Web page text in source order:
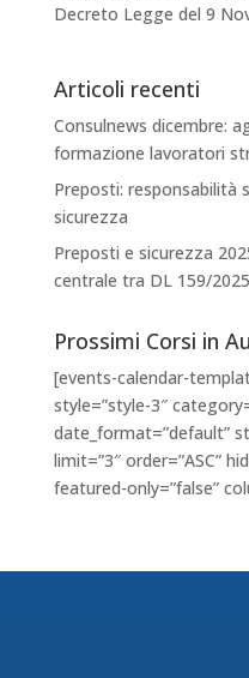
Decreto Legge del 9
Articoli recenti
Consulnews dicembre:
formazione lavoratori
Preposti: responsabilità
sicurezza
Preposti e sicurezza
centrale tra DL 159/
Prossimi Corsi in
[events-calendar-
style=”style-3″
date_format=”default”
limit=”3″ order=”ASC”
featured-only=”false”